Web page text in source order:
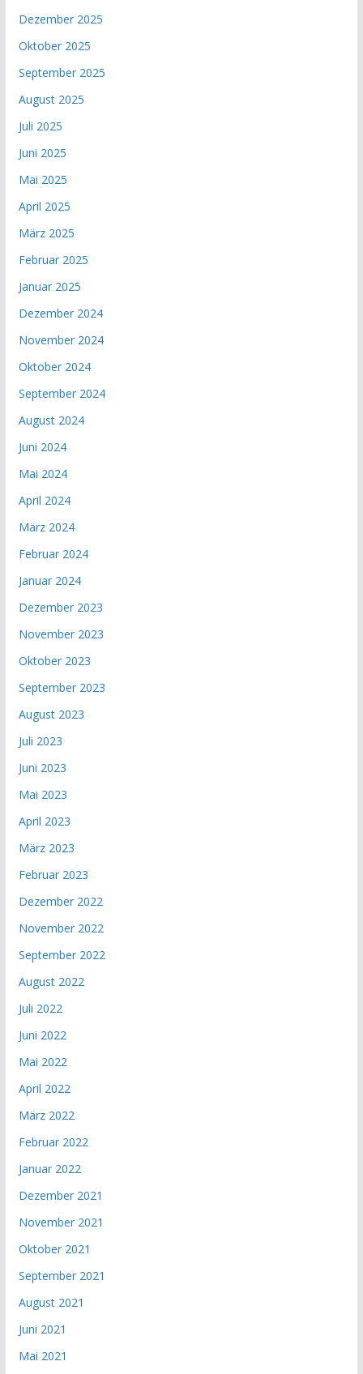
Dezember 2025
Oktober 2025
September 2025
August 2025
Juli 2025
Juni 2025
Mai 2025
April 2025
März 2025
Februar 2025
Januar 2025
Dezember 2024
November 2024
Oktober 2024
September 2024
August 2024
Juni 2024
Mai 2024
April 2024
März 2024
Februar 2024
Januar 2024
Dezember 2023
November 2023
Oktober 2023
September 2023
August 2023
Juli 2023
Juni 2023
Mai 2023
April 2023
März 2023
Februar 2023
Dezember 2022
November 2022
September 2022
August 2022
Juli 2022
Juni 2022
Mai 2022
April 2022
März 2022
Februar 2022
Januar 2022
Dezember 2021
November 2021
Oktober 2021
September 2021
August 2021
Juni 2021
Mai 2021